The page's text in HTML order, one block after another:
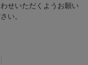
せいただくようお願い
い。